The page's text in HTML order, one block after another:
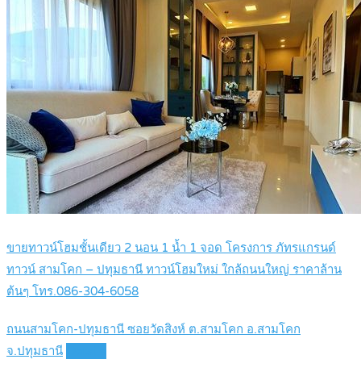
ขายทาวน์โฮมชั้นเดียว 2 นอน 1 น้ำ 1 จอด โครงการ ภัทรแกรนด์
ทาวน์ สามโคก – ปทุมธานี ทาวน์โฮมใหม่ ใกล้ถนนใหญ่ ราคาล้าน
ต้นๆ โทร.086-304-6058
ถนนสามโคก-ปทุมธานี ซอยวัดสิงห์ ต.สามโคก อ.สามโคก
จ.ปทุมธานี